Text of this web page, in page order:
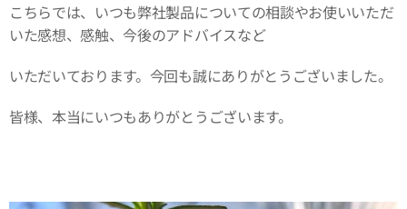
こちらでは、いつも弊社製品についての相談やお使いいただ
いた感想、感触、今後のアドバイスなど
いただいております。今回も誠にありがとうございました。
皆様、本当にいつもありがとうございます。